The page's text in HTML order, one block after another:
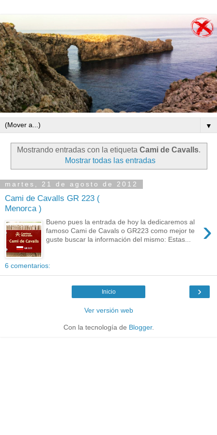
▼
Mostrando entradas con la etiqueta Cami de Cavalls.
Mostrar todas las entradas
martes, 21 de agosto de 2012
Cami de Cavalls GR 223 (
Menorca )
›
Bueno pues la entrada de hoy la dedicaremos al
famoso Cami de Cavals o GR223 como mejor te
guste buscar la información del mismo: Estas...
6 comentarios:
›
Inicio
Ver versión web
Con la tecnología de Blogger.